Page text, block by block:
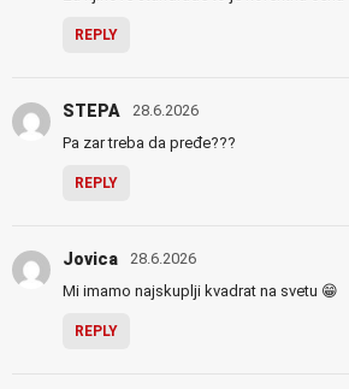
REPLY
STEPA 28.6.2026
Pa zar treba da pređe???
REPLY
Jovica 28.6.2026
Mi imamo najskuplji kvadrat na svetu 😁
REPLY